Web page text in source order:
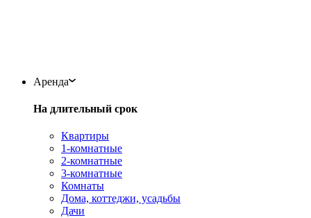
Аренда
На длительный срок
Квартиры
1-комнатные
2-комнатные
3-комнатные
Комнаты
Дома, коттеджи, усадьбы
Дачи